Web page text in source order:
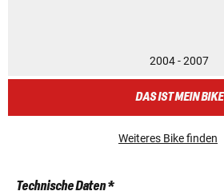
2004 - 2007
DAS IST MEIN BIKE
Weiteres Bike finden
Technische Daten *